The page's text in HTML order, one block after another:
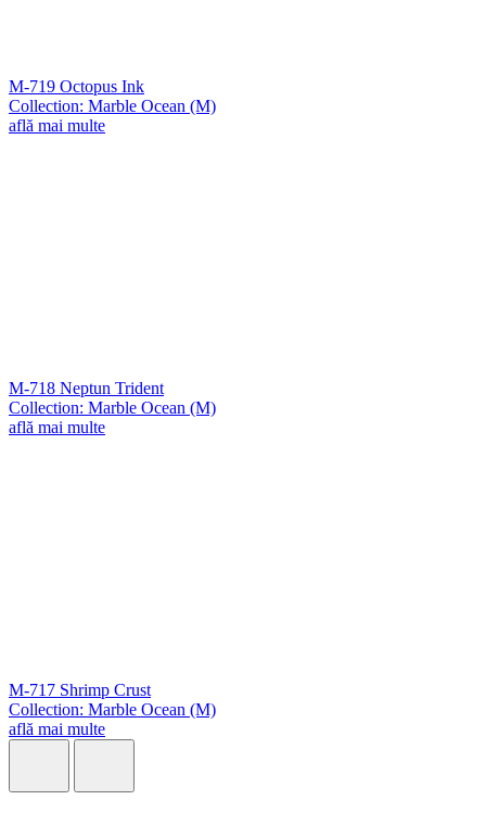
M-719 Octopus Ink
Collection: Marble Ocean (M)
află mai multe
M-718 Neptun Trident
Collection: Marble Ocean (M)
află mai multe
M-717 Shrimp Crust
Collection: Marble Ocean (M)
află mai multe